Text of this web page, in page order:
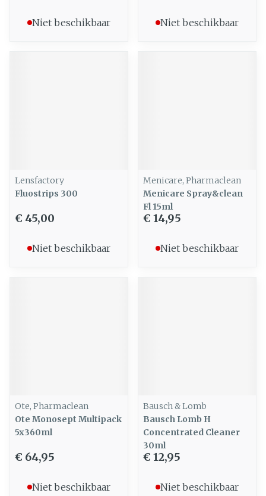
Niet beschikbaar Niet beschikbaar
Lensfactory
Fluostrips 300
€ 45,00
Niet beschikbaar
Menicare, Pharmaclean
Menicare Spray&clean
Fl 15ml
€ 14,95
Niet beschikbaar
Ote, Pharmaclean
Ote Monosept Multipack
5x360ml
€ 64,95
Niet beschikbaar
Bausch & Lomb
Bausch Lomb H
Concentrated Cleaner
30ml
€ 12,95
Niet beschikbaar